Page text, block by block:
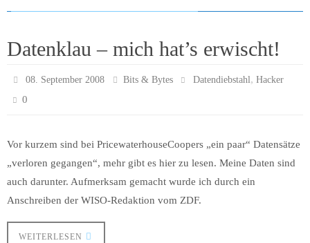
Datenklau – mich hat’s erwischt!
08. September 2008 Bits & Bytes Datendiebstahl, Hacker
0
Vor kurzem sind bei PricewaterhouseCoopers „ein paar“ Datensätze
„verloren gegangen“, mehr gibt es hier zu lesen. Meine Daten sind
auch darunter. Aufmerksam gemacht wurde ich durch ein
Anschreiben der WISO-Redaktion vom ZDF.
WEITERLESEN